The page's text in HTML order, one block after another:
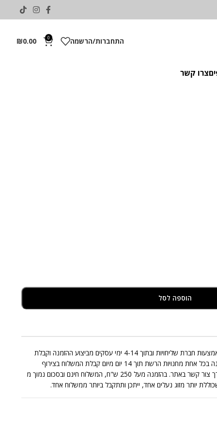
התחברות/הרשמה 0
₪0.00
צרו קשר
הוספה לסל
אספקת המוצרים המצויים במלאי תבוצע באמצעות חברת שליחויות ובתוך 4-14 ימי עסקים מביצוע ההזמנה וקבלת
התשלום בגינה. החלפות/החזרות תתאפשרנה בכל אחת מחנויות הרשת תוך 14 יום מיום קבלת המשלוח בצירוף
החשבונית בכפוף לתקנון או בפניה אלינו דרך צור קשר באתר. בהזמנה מעל 250 ש"ח, המשלוח חינם ובסכום נמוך מ